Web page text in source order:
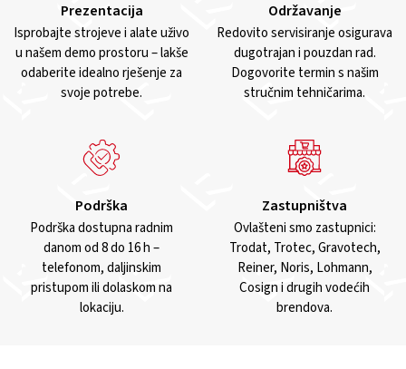
Prezentacija
Isprobajte strojeve i alate uživo
u našem demo prostoru – lakše
odaberite idealno rješenje za
svoje potrebe.
Održavanje
Redovito servisiranje osigurava
dugotrajan i pouzdan rad.
Dogovorite termin s našim
stručnim tehničarima.
Podrška
Podrška dostupna radnim
danom od 8 do 16 h –
telefonom, daljinskim
pristupom ili dolaskom na
lokaciju.
Zastupništva
Ovlašteni smo zastupnici:
Trodat, Trotec, Gravotech,
Reiner, Noris, Lohmann,
Cosign i drugih vodećih
brendova.